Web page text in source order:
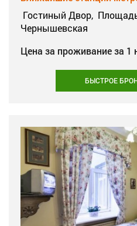
Гостиный Двор,
Чернышевская
Цена за проживание за 1
БЫСТРОЕ